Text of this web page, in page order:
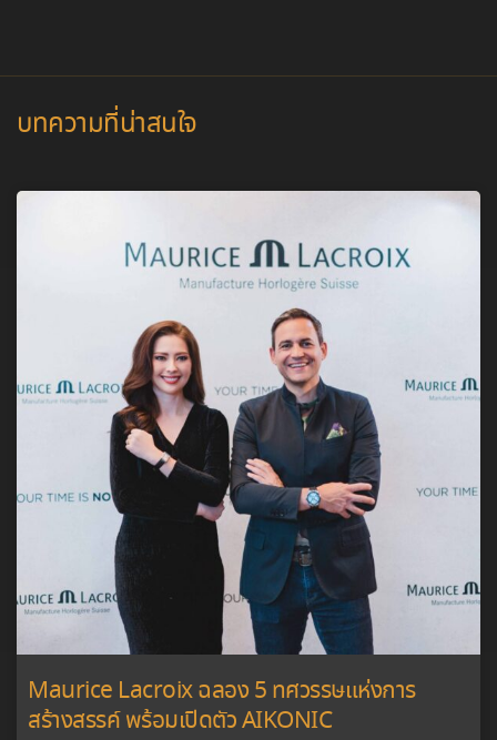
บทความที่น่าสนใจ
Maurice Lacroix ฉลอง 5 ทศวรรษแห่งการ
สร้างสรรค์ พร้อมเปิดตัว AIKONIC